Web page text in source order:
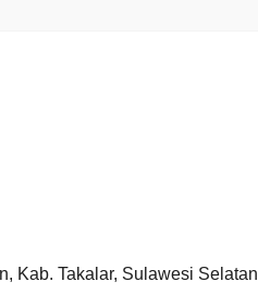
Kab. Takalar, Sulawesi Selatan